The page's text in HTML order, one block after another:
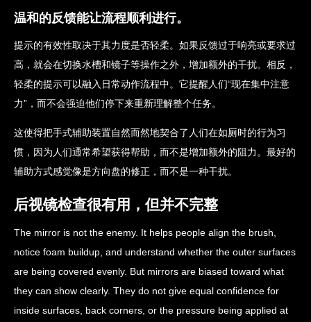
温和的反馈能让流程顺利进行。
提示的有效性取决于其力度是否轻柔。如果反馈过于响亮或要求过
高，就会在切换水槽和镜子等操作之外，增加额外的干扰。相反，
轻柔的提示可以融入日常动作流程中。它提醒人们“现在集中注意
力”，而不会强迫他们停下来重新理解整个任务。
这使得把手式辅助装置自然而然地契合了人们在如厕时的行为习
惯，因为人们通常希望获得帮助，而不是增加额外的阻力。最好的
辅助方式感觉像是方向盘的修正，而不是一种干扰。
后视镜检查很有用，但并不完整
The mirror is not the enemy. It helps people align the brush,
notice foam buildup, and understand whether the outer surfaces
are being covered evenly. But mirrors are biased toward what
they can show clearly. They do not give equal confidence for
inside surfaces, back corners, or the pressure being applied at